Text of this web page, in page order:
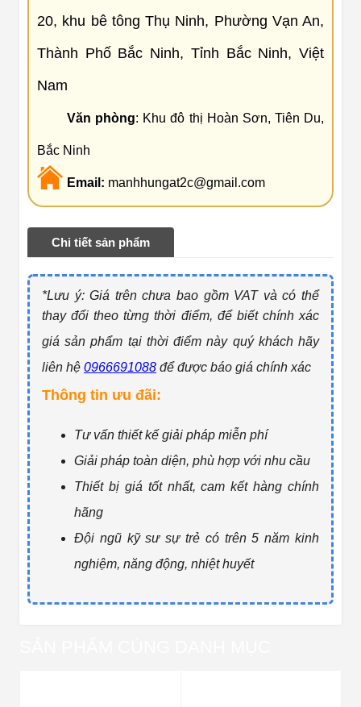
20, khu bê tông Thụ Ninh, Phường Vạn An,
Thành Phố Bắc Ninh, Tỉnh Bắc Ninh, Việt
Nam
Văn phòng: Khu đô thị Hoàn Sơn, Tiên Du,
Bắc Ninh
Email: manhhungat2c@gmail.com
Chi tiết sản phẩm
*Lưu ý: Giá trên chưa bao gồm VAT và có thể
thay đổi theo từng thời điểm, để biết chính xác
giá sản phẩm tại thời điểm này quý khách hãy
liên hệ 0966691088 để được báo giá chính xác
Thông tin ưu đãi:
Tư vấn thiết kế giải pháp miễn phí
Giải pháp toàn diện, phù hợp với nhu cầu
Thiết bị giá tốt nhất, cam kết hàng chính
hãng
Đội ngũ kỹ sư sự trẻ có trên 5 năm kinh
nghiệm, năng động, nhiệt huyết